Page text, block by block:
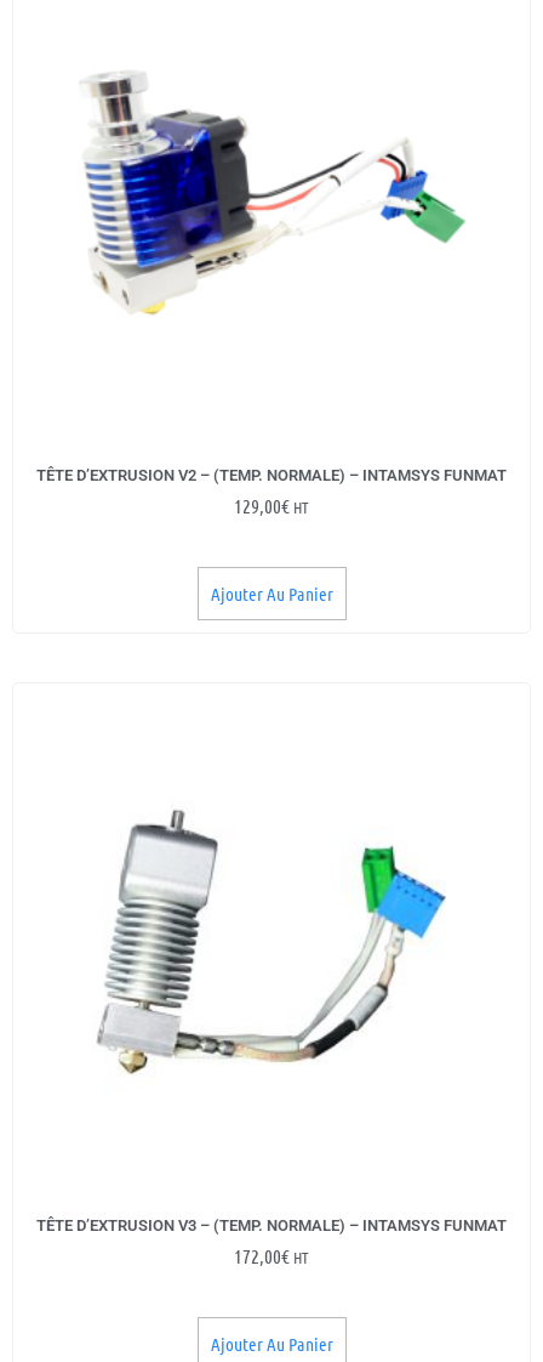
TÊTE D’EXTRUSION V2 – (TEMP. NORMALE) – INTAMSYS FUNMAT
129,00€ HT
Ajouter Au Panier
TÊTE D’EXTRUSION V3 – (TEMP. NORMALE) – INTAMSYS FUNMAT
172,00€ HT
Ajouter Au Panier